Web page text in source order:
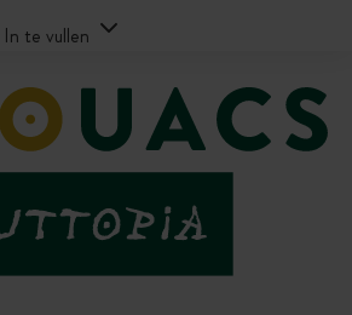
In te vullen